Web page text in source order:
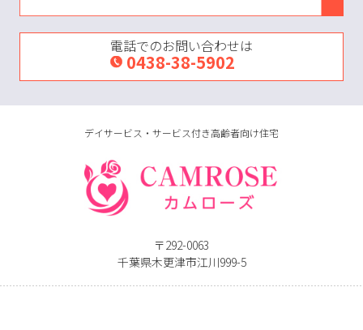
電話でのお問い合わせは
0438-38-5902
デイサービス・サービス付き高齢者向け住宅
〒292-0063
千葉県木更津市江川999-5